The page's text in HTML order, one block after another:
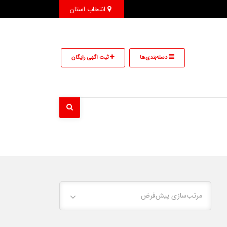
دسته‌بندی‌ها ثبت اگهی رایگان
مرتب‌سازی پیش‌فرض